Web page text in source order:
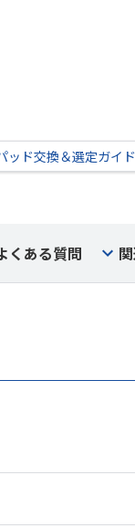
ッド交換＆選定ガイド
くある質問